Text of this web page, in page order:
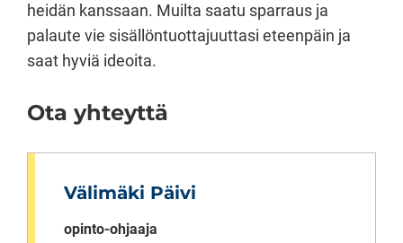
heidän kanssaan. Muilta saatu sparraus ja
palaute vie sisällöntuottajuuttasi eteenpäin ja
saat hyviä ideoita.
Ota yhteyttä
Välimäki Päivi
opinto-ohjaaja